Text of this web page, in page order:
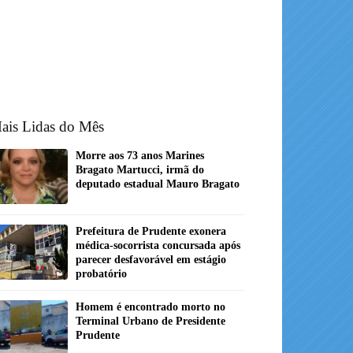
Lidas do Mês
Morre aos 73 anos Marines
Bragato Martucci, irmã do
deputado estadual Mauro Bragato
Prefeitura de Prudente exonera
médica-socorrista concursada após
parecer desfavorável em estágio
probatório
Homem é encontrado morto no
Terminal Urbano de Presidente
Prudente